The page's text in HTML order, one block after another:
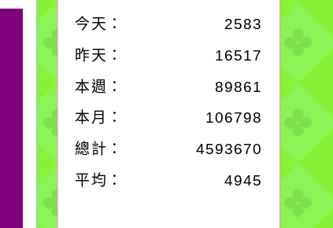
作者：網路小語
在實現理想的路途中，
必須排除一切干擾，特
別是要看清那些美麗的
今天：
2583
昨天：
16517
本週： 89861
本月： 106798
總計： 4593670
平均： 4945